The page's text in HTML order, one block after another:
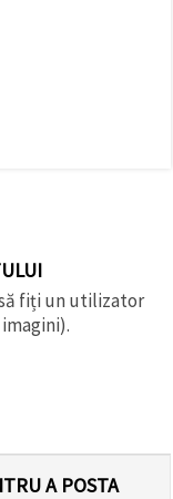
fiți un utilizator
A POSTA